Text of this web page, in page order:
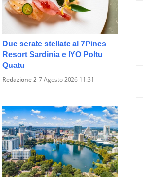
Due serate stellate al 7Pines
Resort Sardinia e IYO Poltu
Quatu
Redazione 2 7 Agosto 2026 11:31